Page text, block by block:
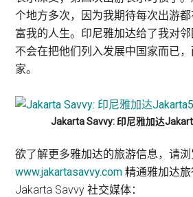
个地方多次，因为我期待每次出游
富我的人生。印尼雅加达给了我对
不会在把他们列入发展中国家而已
家。
Jakarta Savvy: 印尼雅加达
欲了解更多雅加达的旅游信息，请浏
www.jakartasavvy.com 精通雅加达
Jakarta Savvy 社交媒体：